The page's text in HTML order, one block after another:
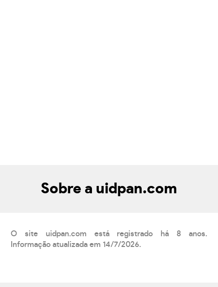
Sobre a uidpan.com
O site uidpan.com está registrado há 8 anos.
Informação atualizada em 14/7/2026.